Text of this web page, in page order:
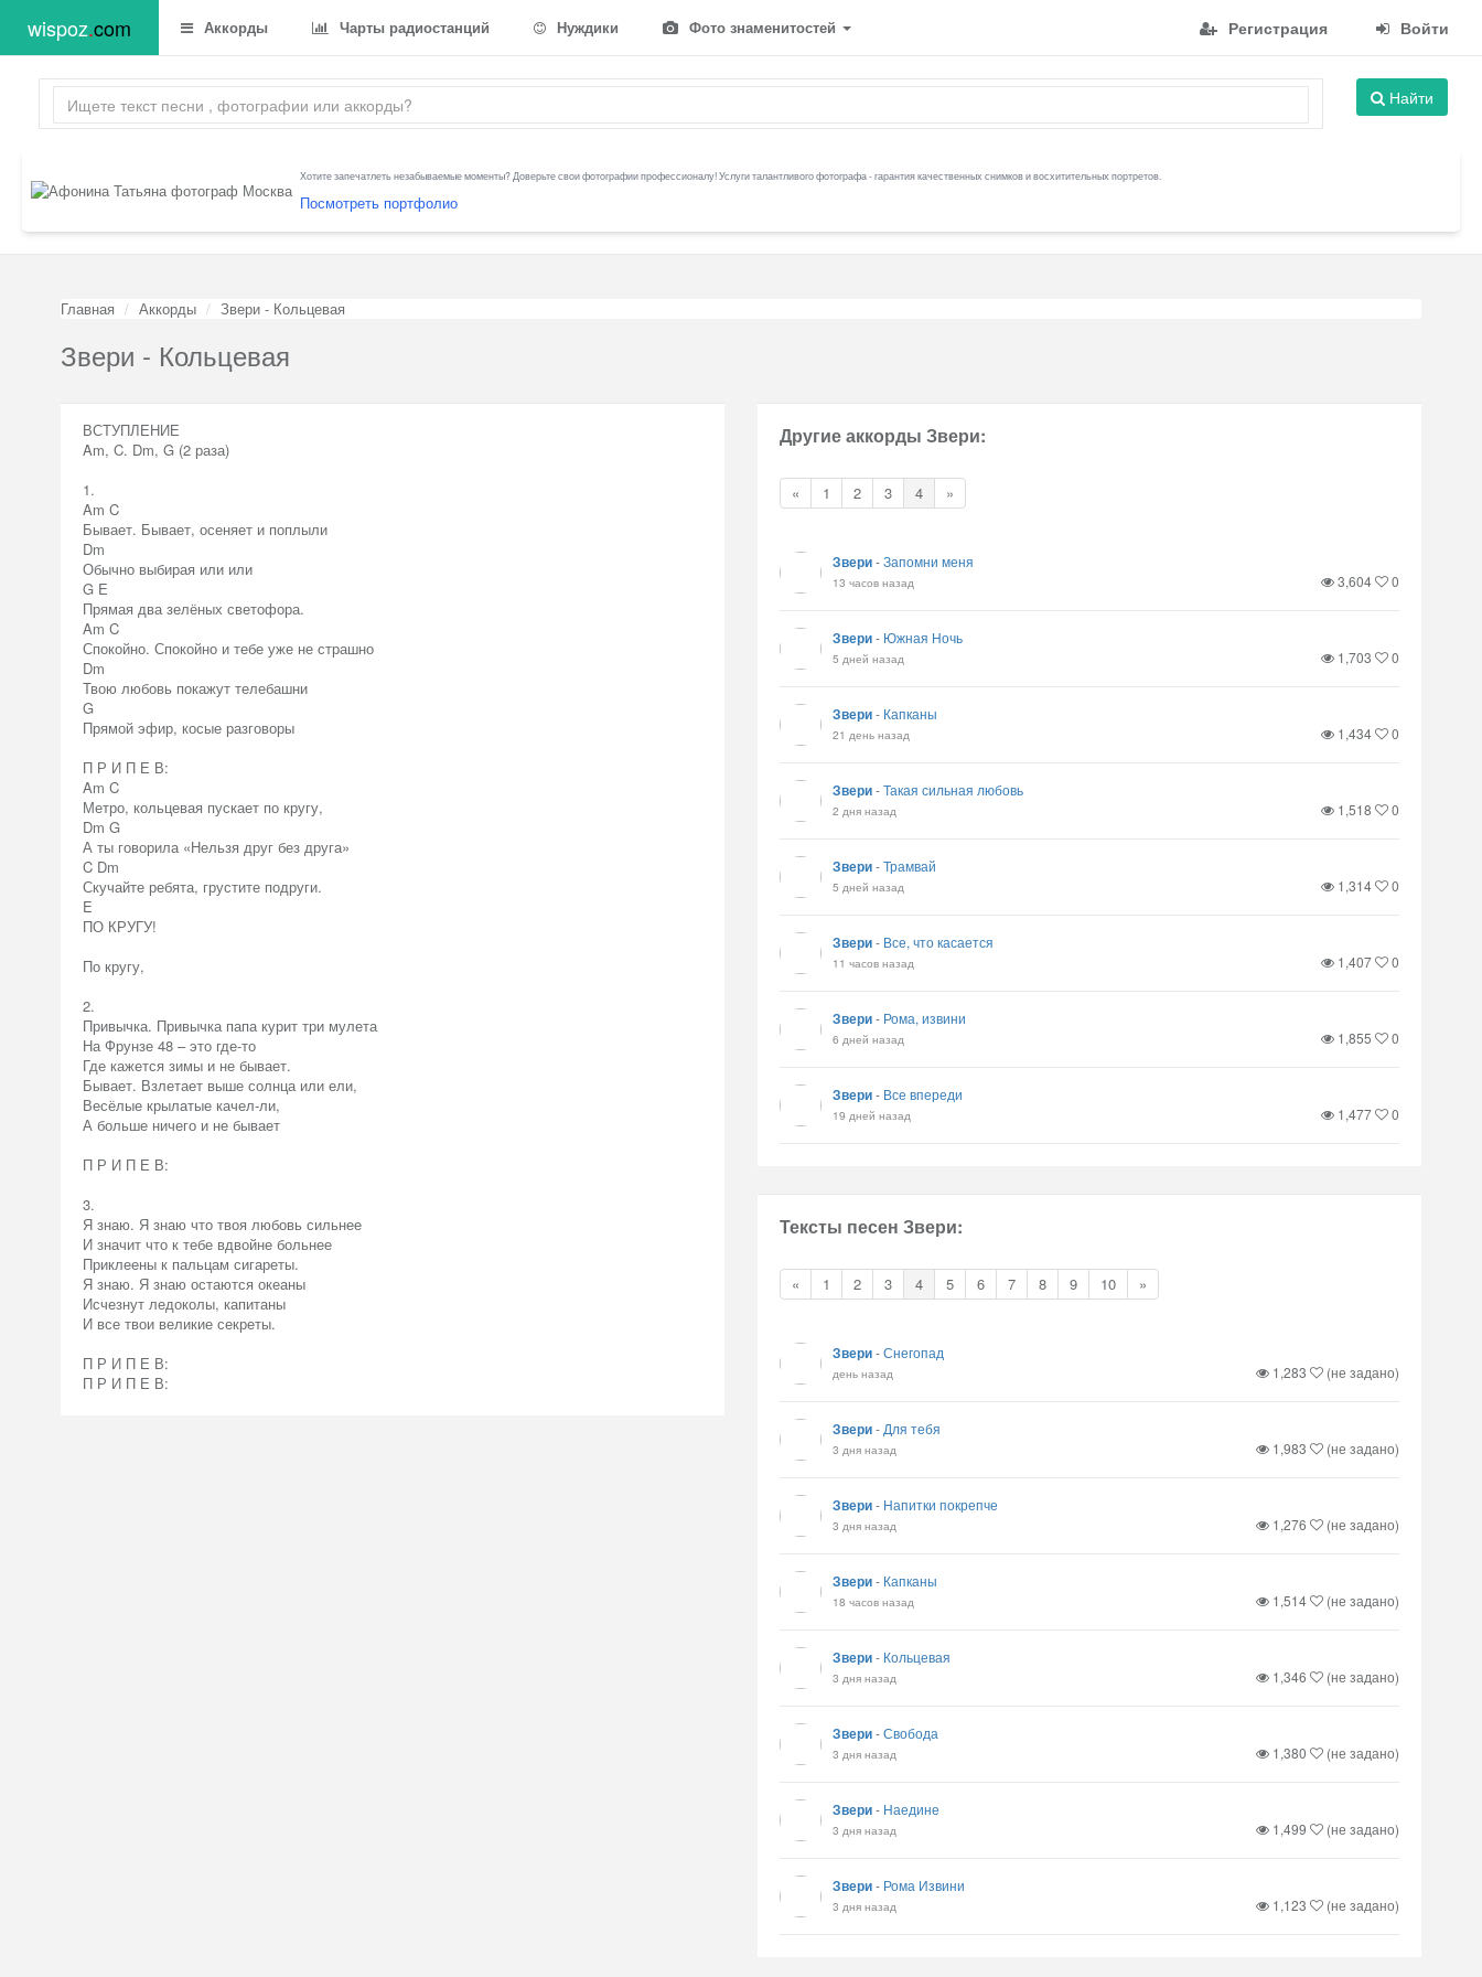
wispoz.com Аккорды Чарты радиостанций Нуждики Фото знаменитостей Регистрация Войти
Найти
Хотите запечатлеть незабываемые моменты? Доверьте свои фотографии профессионалу! Услуги талантливого фотографа - гарантия качественных снимков и восхитительных портретов.
Посмотреть портфолио
Главная Аккорды Звери - Кольцевая
Звери - Кольцевая
ВСТУПЛЕНИЕ
Am, C. Dm, G (2 раза)
1.
Am C
Бывает. Бывает, осеняет и поплыли
Dm
Обычно выбирая или или
G E
Прямая два зелёных светофора.
Am C
Спокойно. Спокойно и тебе уже не страшно
Dm
Твою любовь покажут телебашни
G
Прямой эфир, косые разговоры
П Р И П Е В:
Am C
Метро, кольцевая пускает по кругу,
Dm G
А ты говорила «Нельзя друг без друга»
C Dm
Скучайте ребята, грустите подруги.
E
ПО КРУГУ!
По кругу,
2.
Привычка. Привычка папа курит три мулета
На Фрунзе 48 – это где-то
Где кажется зимы и не бывает.
Бывает. Взлетает выше солнца или ели,
Весёлые крылатые качел-ли,
А больше ничего и не бывает
П Р И П Е В:
3.
Я знаю. Я знаю что твоя любовь сильнее
И значит что к тебе вдвойне больнее
Приклеены к пальцам сигареты.
Я знаю. Я знаю остаются океаны
Исчезнут ледоколы, капитаны
И все твои великие секреты.
П Р И П Е В:
П Р И П Е В:
Другие аккорды Звери:
« 1 2 3 4 »
Звери-Запомни меня
13 часов назад 3,604 0
Звери- Южная Ночь
5 дней назад 1,703 0
Звери- Капканы
21 день назад 1,434 0
Звери-Такая сильная любовь
2 дня назад 1,518 0
Звери-Трамвай
5 дней назад 1,314 0
Звери- Все, что касается
11 часов назад 1,407 0
Звери- Рома, извини
6 дней назад 1,855 0
Звери- Все впереди
19 дней назад 1,477 0
Тексты песен Звери:
« 1 2 3 4 5 6 7 8 9 10 »
Звери-Снегопад
день назад 1,283 (не задано)
Звери- Для тебя
3 дня назад 1,983 (не задано)
Звери- Напитки покрепче
3 дня назад 1,276 (не задано)
Звери- Капканы
18 часов назад 1,514 (не задано)
Звери- Кольцевая
3 дня назад 1,346 (не задано)
Звери-Свобода
3 дня назад 1,380 (не задано)
Звери- Наедине
3 дня назад 1,499 (не задано)
Звери- Рома Извини
3 дня назад 1,123 (не задано)